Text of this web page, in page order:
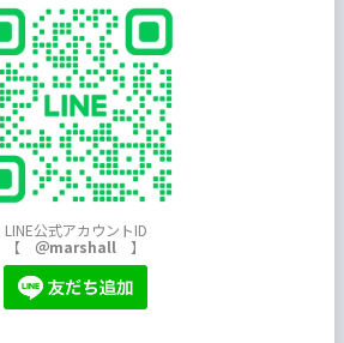
LINE公式アカウントID
【 ＠marshall 】